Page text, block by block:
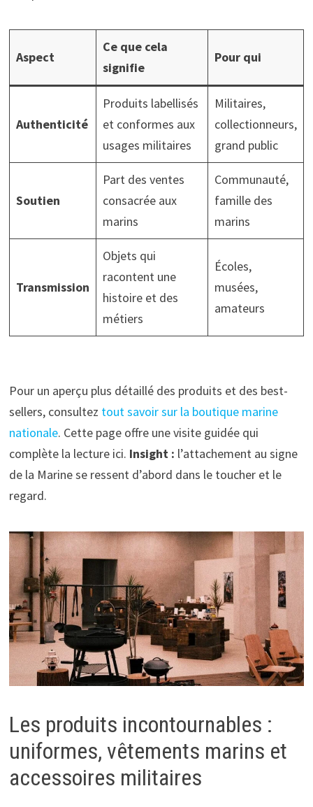
Aspect
Ce que cela
signifie
Pour qui
Authenticité
Produits labellisés
et conformes aux
usages militaires
Militaires,
collectionneurs,
grand public
Soutien
Part des ventes
consacrée aux
marins
Communauté,
famille des
marins
Transmission
Objets qui
racontent une
histoire et des
métiers
Écoles,
musées,
amateurs
Pour un aperçu plus détaillé des produits et des best-
sellers, consultez tout savoir sur la boutique marine
nationale. Cette page offre une visite guidée qui
complète la lecture ici. Insight : l’attachement au signe
de la Marine se ressent d’abord dans le toucher et le
regard.
Les produits incontournables :
uniformes, vêtements marins et
accessoires militaires